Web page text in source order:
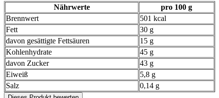
Nährwerte
pro 100 g
Brennwert
501 kcal
Fett
30 g
davon gesättigte Fettsäuren
15 g
Kohlenhydrate
45 g
davon Zucker
43 g
Eiweiß
5,8 g
Salz
0,14 g